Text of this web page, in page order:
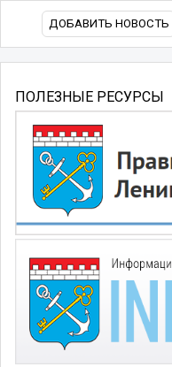
ДОБАВИТЬ НОВОСТЬ
ПОЛЕЗНЫЕ РЕСУРСЫ